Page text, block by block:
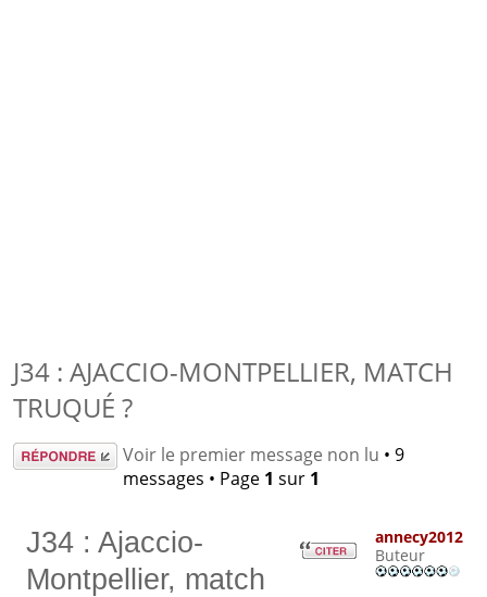
J34 : AJACCIO-MONTPELLIER, MATCH
TRUQUÉ ?
Répondre Voir le premier message non lu • 9
messages • Page 1 sur 1
J34 : Ajaccio-
Montpellier, match
annecy2012
Buteur